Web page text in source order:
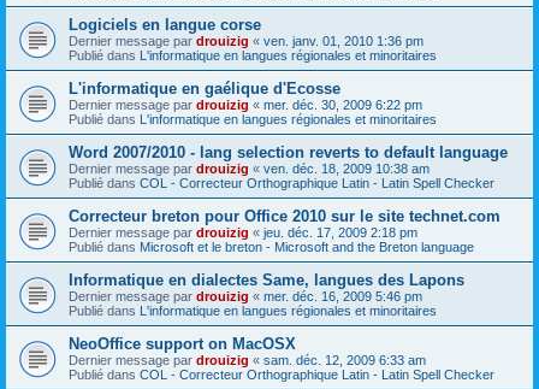
Logiciels en langue corse
Dernier message par drouizig « ven. janv. 01, 2010 1:36 pm
Publié dans L'informatique en langues régionales et minoritaires
L'informatique en gaélique d'Ecosse
Dernier message par drouizig « mer. déc. 30, 2009 6:22 pm
Publié dans L'informatique en langues régionales et minoritaires
Word 2007/2010 - lang selection reverts to default language
Dernier message par drouizig « ven. déc. 18, 2009 10:38 am
Publié dans COL - Correcteur Orthographique Latin - Latin Spell Checker
Correcteur breton pour Office 2010 sur le site technet.com
Dernier message par drouizig « jeu. déc. 17, 2009 2:18 pm
Publié dans Microsoft et le breton - Microsoft and the Breton language
Informatique en dialectes Same, langues des Lapons
Dernier message par drouizig « mer. déc. 16, 2009 5:46 pm
Publié dans L'informatique en langues régionales et minoritaires
NeoOffice support on MacOSX
Dernier message par drouizig « sam. déc. 12, 2009 6:33 am
Publié dans COL - Correcteur Orthographique Latin - Latin Spell Checker